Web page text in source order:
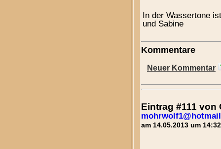
In der Wassertone
und Sabine
Kommentare
Neuer Kommentar
Eintrag #111
am 14.05.2013 um